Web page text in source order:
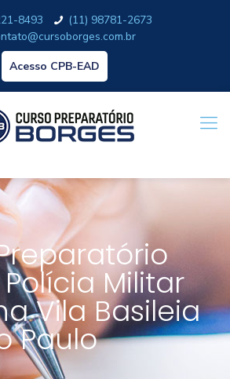
8493
(11) 98781-2673
Acesso CPB-EAD
Militar
Vila Basileia
Paulo